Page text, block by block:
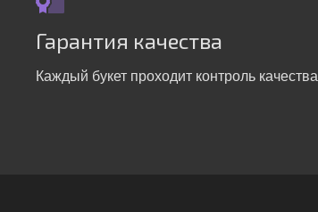
Гарантия качества
Каждый букет проходит контроль качества